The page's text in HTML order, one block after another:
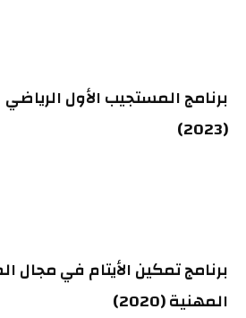
برنامج المستجيب الأول الرياضي
(2023)
برنامج تمكين الأيتام في مجال
المهنية (2020)